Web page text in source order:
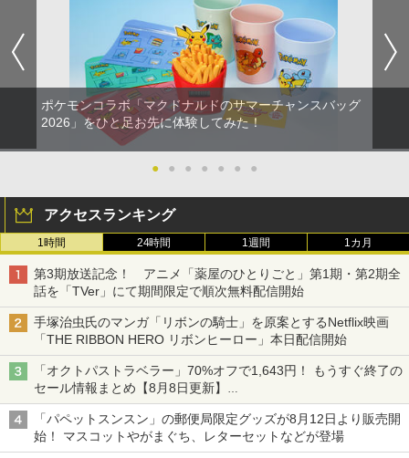
ポケモンコラボ「マクドナルドのサマーチャンスバッグ
2026」をひと足お先に体験してみた！
● ● ● ● ● ● ●
アクセスランキング
1時間 24時間 1週間 1カ月
第3期放送記念！ アニメ「薬屋のひとりごと」第1期・第2期全
話を「TVer」にて期間限定で順次無料配信開始
手塚治虫氏のマンガ「リボンの騎士」を原案とするNetflix映画
「THE RIBBON HERO リボンヒーロー」本日配信開始
「オクトパストラベラー」70%オフで1,643円！ もうすぐ終了の
セール情報まとめ【8月8日更新】
ニンテンドーeショップでは「大神 絶景版」が67%オフで990円
「パペットスンスン」の郵便局限定グッズが8月12日より販売開
始！ マスコットやがまぐち、レターセットなどが登場